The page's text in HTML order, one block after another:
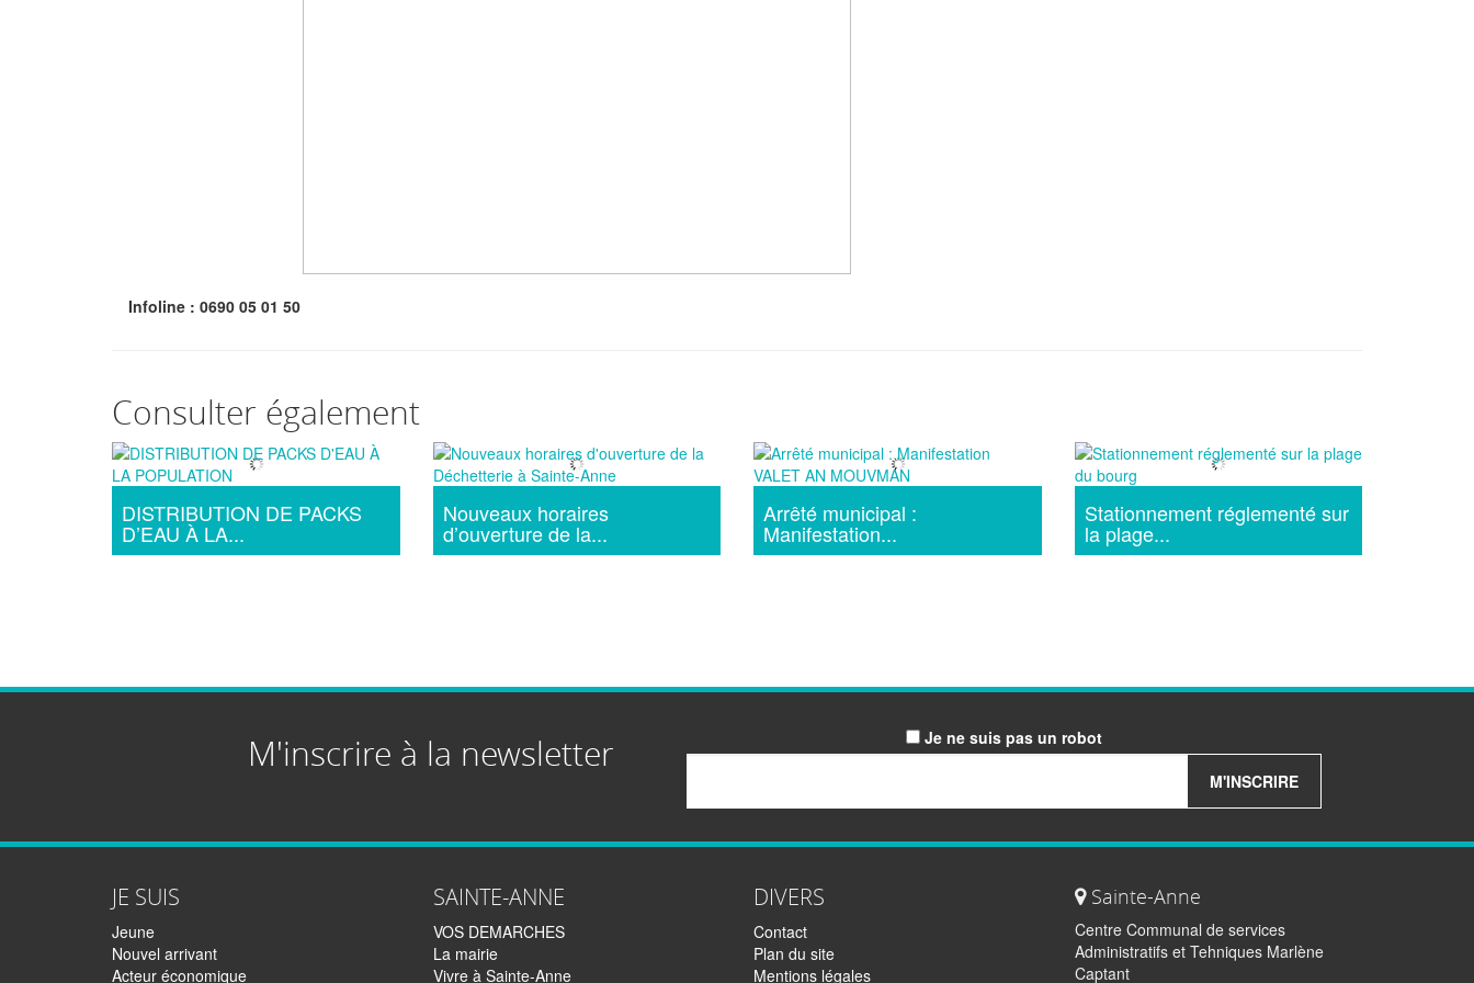
Infoline : 0690 05 01 50
Consulter également
DISTRIBUTION DE PACKS
D’EAU À LA...
Nouveaux horaires
d’ouverture de la...
Arrêté municipal :
Manifestation...
Stationnement réglementé sur
la plage...
M'inscrire à la newsletter
Je ne suis pas un robot
M'INSCRIRE
JE SUIS
Jeune
Nouvel arrivant
Acteur économique
SAINTE-ANNE
VOS DEMARCHES
La mairie
Vivre à Sainte-Anne
DIVERS
Contact
Plan du site
Mentions légales
Sainte-Anne
Centre Communal de services
Administratifs et Tehniques Marlène
Captant